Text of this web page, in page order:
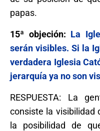
papas.
15ª objeción: La
serán visibles. Si la
verdadera Iglesia
jerarquía ya no son
RESPUESTA: La
consiste la visibilidad
la posibilidad de